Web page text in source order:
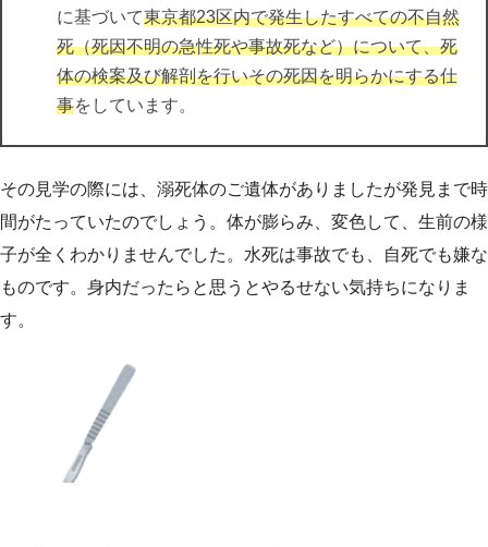
に基づいて東京都23区内で発生したすべての不自然
死（死因不明の急性死や事故死など）について、死
体の検案及び解剖を行いその死因を明らかにする仕
事をしています。
その見学の際には、溺死体のご遺体がありましたが発見まで時
間がたっていたのでしょう。体が膨らみ、変色して、生前の様
子が全くわかりませんでした。水死は事故でも、自死でも嫌な
ものです。身内だったらと思うとやるせない気持ちになりま
す。